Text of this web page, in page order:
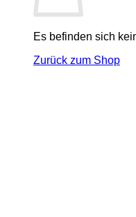
Es befinden sich
Zurück zum Shop